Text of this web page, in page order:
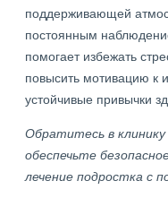
поддерживающей
постоянным
помогает избежать
повысить мотивацию к
устойчивые привычки
Обратитесь в клинику
обеспечьте
лечение подростка с